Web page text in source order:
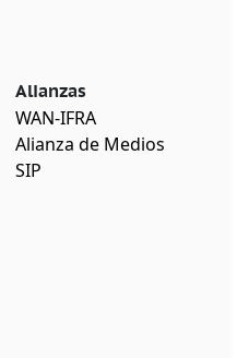
Alianzas
WAN-IFRA
Alianza de Medios
SIP